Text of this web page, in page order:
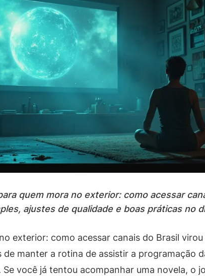
quem mora no exterior: como acessar
ajustes de qualidade e boas práticas no
exterior: como acessar canais do Brasil virou
de manter a rotina de assistir a programação
você já tentou acompanhar uma novela, o